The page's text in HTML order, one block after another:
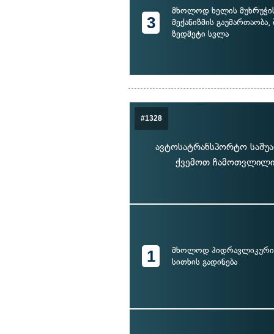
3
მხოლოდ ხელის
მექანიზმის გაუმართაობა,
ზედმეტი სვლა
#1328
ავტოსატრანსპორტო
ქვემოთ ჩამოთვლილი
1
მხოლოდ ჰიდრავლიკური
სითხის გადინება